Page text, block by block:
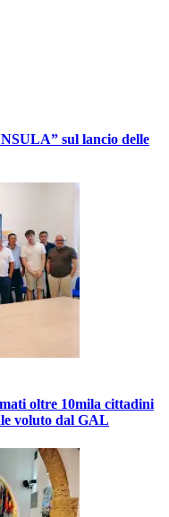
sul lancio delle
oltre 10mila cittadini
voluto dal GAL